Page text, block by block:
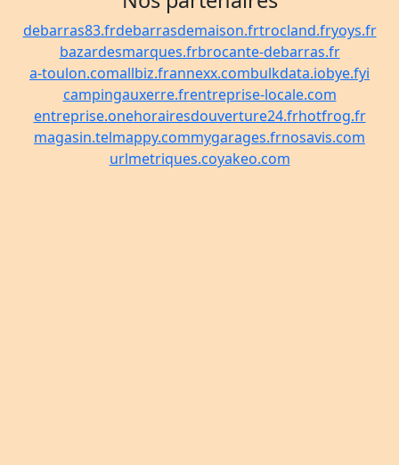
debarras83.frdebarrasdemaison.frtrocland.fryoys.fr
bazardesmarques.frbrocante-debarras.fr
a-toulon.comallbiz.frannexx.combulkdata.iobye.fyi
campingauxerre.frentreprise-locale.com
entreprise.onehorairesdouverture24.frhotfrog.fr
magasin.telmappy.commygarages.frnosavis.com
urlmetriques.coyakeo.com